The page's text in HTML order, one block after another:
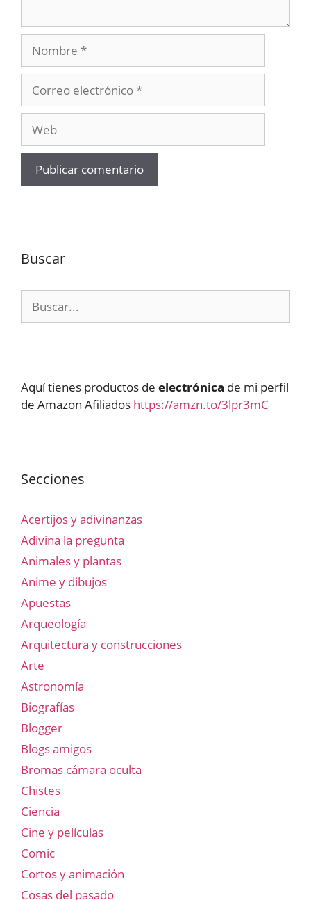
Nombre
electrónico
Buscar
Aquí tienes productos de electrónica de mi perfil
de Amazon Afiliados https://amzn.to/3lpr3mC
Secciones
Acertijos y adivinanzas
Adivina la pregunta
Animales y plantas
Anime y dibujos
Apuestas
Arqueología
Arquitectura y construcciones
Arte
Astronomía
Biografías
Blogger
Blogs amigos
Bromas cámara oculta
Chistes
Ciencia
Cine y películas
Comic
Cortos y animación
Cosas del pasado